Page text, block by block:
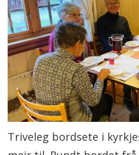
Triveleg bordsete i